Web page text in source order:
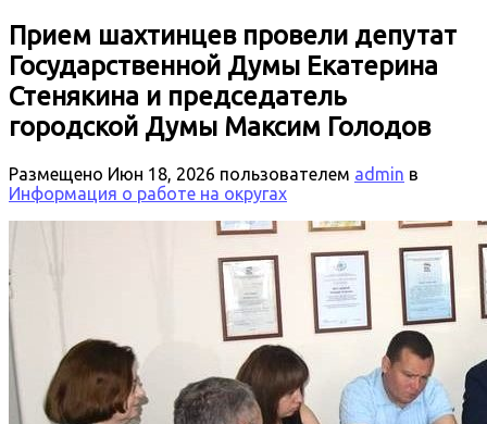
Прием шахтинцев провели депутат
Государственной Думы Екатерина
Стенякина и председатель
городской Думы Максим Голодов
Размещено Июн 18, 2026 пользователем admin в
Информация о работе на округах